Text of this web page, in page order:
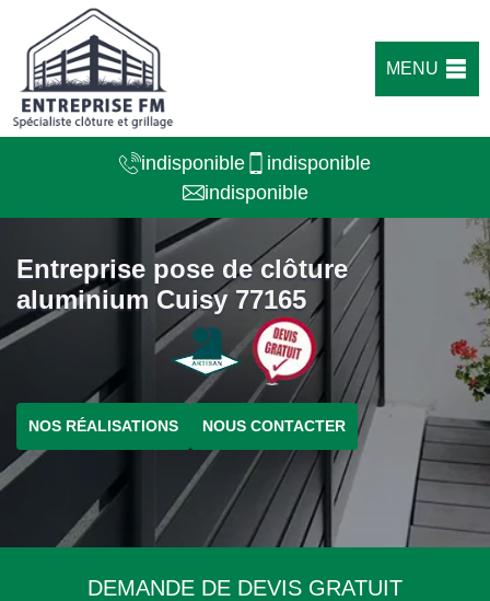
MENU
indisponible
indisponible
indisponible
Entreprise pose de clôture
aluminium Cuisy 77165
NOS RÉALISATIONS NOUS CONTACTER
DEMANDE DE DEVIS GRATUIT